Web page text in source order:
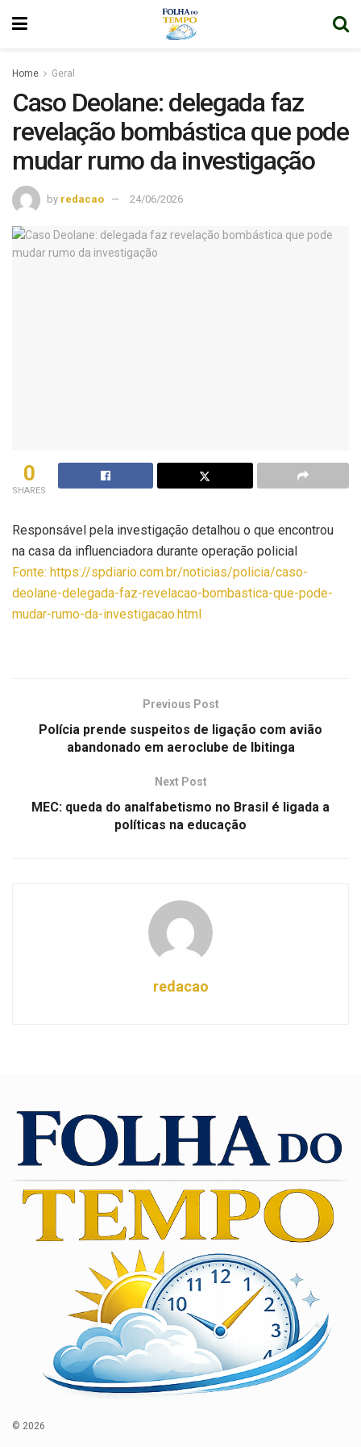
Home Geral
Caso Deolane: delegada faz
revelação bombástica que pode
mudar rumo da investigação
by redacao 24/06/2026
0
SHARES
Responsável pela investigação detalhou o que encontrou
na casa da influenciadora durante operação policial
Fonte: https://spdiario.com.br/noticias/policia/caso-
deolane-delegada-faz-revelacao-bombastica-que-pode-
mudar-rumo-da-investigacao.html
Previous Post
Polícia prende suspeitos de ligação com avião
abandonado em aeroclube de Ibitinga
Next Post
MEC: queda do analfabetismo no Brasil é ligada a
políticas na educação
redacao
© 2026